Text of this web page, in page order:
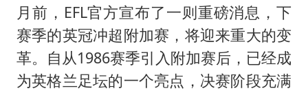
月前，EFL官方宣布了一则重磅消息，下
赛季的英冠冲超附加赛，将迎来重大的变
革。自从1986赛季引入附加赛后，已经成
为英格兰足坛的一个亮点，决赛阶段充满